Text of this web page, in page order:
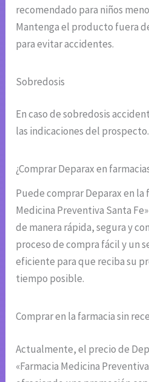
recomendado para niños
Mantenga el producto fuera
para evitar accidentes.
Sobredosis
En caso de sobredosis
las indicaciones del prospecto.
¿Comprar Deparax en
Puede comprar Deparax en la
Medicina Preventiva Santa
de manera rápida, segura y
proceso de compra fácil y un
eficiente para que reciba su
tiempo posible.
Comprar en la farmacia sin
Actualmente, el precio de
«Farmacia Medicina